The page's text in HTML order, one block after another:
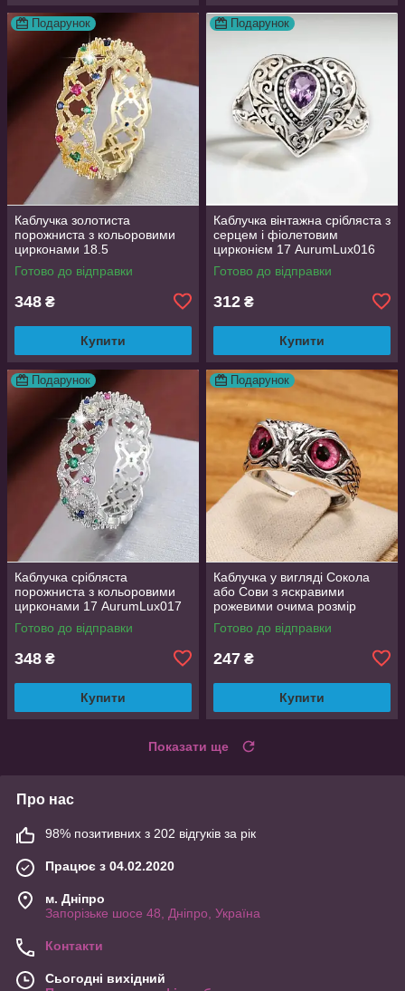
Подарунок
Каблучка золотиста
порожниста з кольоровими
цирконами 18.5
AurumLux018
Готово до відправки
348 ₴
Купити
Подарунок
Каблучка вінтажна срібляста з
серцем і фіолетовим
цирконієм 17 AurumLux016
Готово до відправки
312 ₴
Купити
Подарунок
Каблучка срібляста
порожниста з кольоровими
цирконами 17 AurumLux017
Готово до відправки
348 ₴
Купити
Подарунок
Каблучка у вигляді Сокола
або Сови з яскравими
рожевими очима розмір
регульований
Готово до відправки
247 ₴
Купити
Показати ще
Про нас
98% позитивних з 202 відгуків за рік
Працює з 04.02.2020
м. Дніпро
Запорізьке шосе 48, Дніпро, Україна
Контакти
Сьогодні вихідний